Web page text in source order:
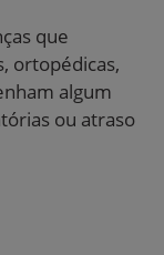
que
ortopédicas,
algum
ou atraso